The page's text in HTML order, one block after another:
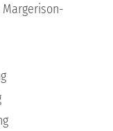
Margerison-